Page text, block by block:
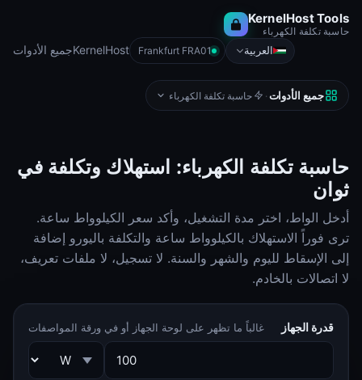
KernelHost Tools
حاسبة تكلفة الكهرباء
جميع الأدواتKernelHost Frankfurt FRA01 العربية
جميع الأدوات · حاسبة تكلفة الكهرباء
حاسبة تكلفة الكهرباء: استهلاك وتكلفة في
ثوان
أدخل الواط، اختر مدة التشغيل، وأكد سعر الكيلوواط ساعة.
ترى فوراً الاستهلاك بالكيلوواط ساعة والتكلفة باليورو إضافة
إلى الإسقاط لليوم والشهر والسنة. لا تسجيل، لا ملفات تعريف،
لا اتصالات بالخادم.
قدرة الجهاز غالباً ما تظهر على لوحة الجهاز أو في ورقة المواصفات